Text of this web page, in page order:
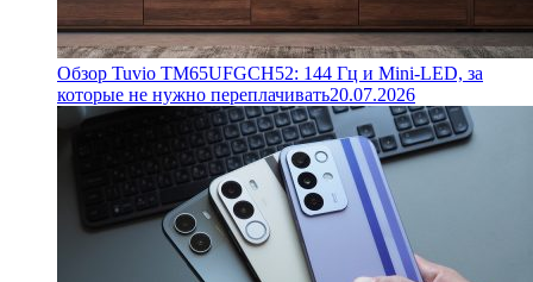
Обзор Tuvio TM65UFGCH52: 144 Гц и Mini-LED, за
которые не нужно переплачивать20.07.2026